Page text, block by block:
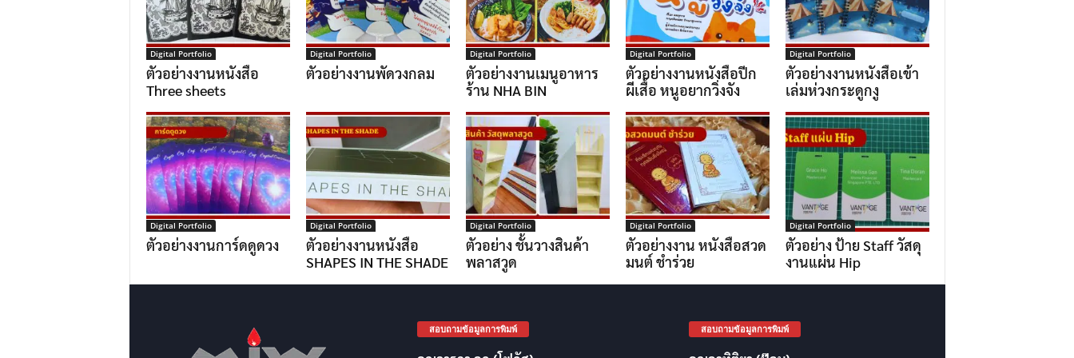
Digital Portfolio
ตัวอย่างงานหนังสือ
Three sheets
Digital Portfolio
ตัวอย่างงานพัดวงกลม
Digital Portfolio
ตัวอย่างงานเมนูอาหาร
ร้าน NHA BIN
Digital Portfolio
ตัวอย่างงานหนังสือปีก
ผีเสื้อ หนูอยากวิ่งจัง
Digital Portfolio
ตัวอย่างงานหนังสือเข้า
เล่มห่วงกระดูกงู
Digital Portfolio
ตัวอย่างงานการ์ดดูดวง
Digital Portfolio
ตัวอย่างงานหนังสือ
SHAPES IN THE SHADE
Digital Portfolio
ตัวอย่าง ชั้นวางสินค้า
พลาสวูด
Digital Portfolio
ตัวอย่างงาน หนังสือสวด
มนต์ ชำร่วย
Digital Portfolio
ตัวอย่าง ป้าย Staff วัสดุ
งานแผ่น Hip
สอบถามข้อมูลการพิมพ์ สอบถามข้อมูลการพิมพ์